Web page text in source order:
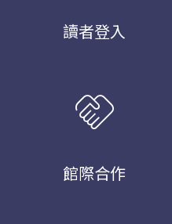
讀者登入
handshake
館際合作